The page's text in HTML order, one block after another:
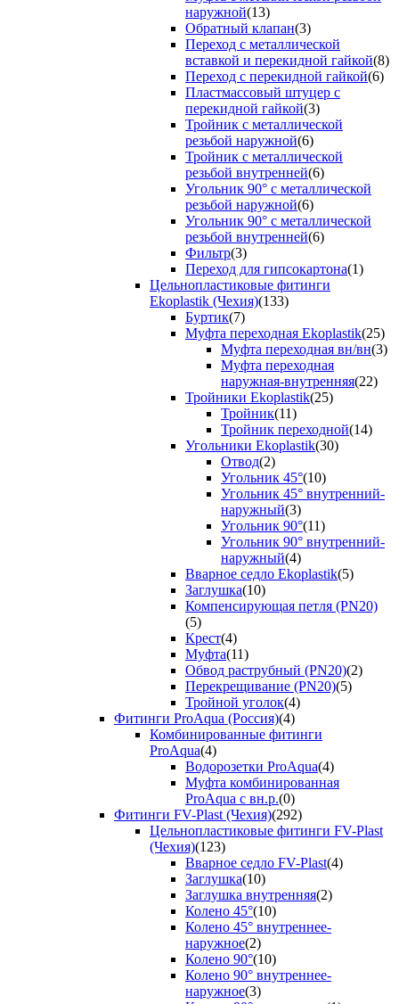
наружной(13)
Обратный клапан(3)
Переход с металлической
вставкой и перекидной гайкой(8)
Переход с перекидной гайкой(6)
Пластмассовый штуцер с
перекидной гайкой(3)
Тройник с металлической
резьбой наружной(6)
Тройник с металлической
резьбой внутренней(6)
Угольник 90° с металлической
резьбой наружной(6)
Угольник 90° с металлической
резьбой внутренней(6)
Фильтр(3)
Переход для гипсокартона(1)
Цельнопластиковые фитинги
Ekoplastik (Чехия)(133)
Буртик(7)
Муфта переходная Ekoplastik(25)
Муфта переходная вн/вн(3)
Муфта переходная
наружная-внутренняя(22)
Тройники Ekoplastik(25)
Тройник(11)
Тройник переходной(14)
Угольники Ekoplastik(30)
Отвод(2)
Угольник 45°(10)
Угольник 45° внутренний-
наружный(3)
Угольник 90°(11)
Угольник 90° внутренний-
наружный(4)
Вварное седло Ekoplastik(5)
Заглушка(10)
Компенсирующая петля (PN20)
(5)
Крест(4)
Муфта(11)
Обвод раструбный (PN20)(2)
Перекрещивание (PN20)(5)
Тройной уголок(4)
Фитинги ProAqua (Россия)(4)
Комбинированные фитинги
ProAqua(4)
Водорозетки ProAqua(4)
Муфта комбинированная
ProAqua с вн.р.(0)
Фитинги FV-Plast (Чехия)(292)
Цельнопластиковые фитинги FV-Plast
(Чехия)(123)
Вварное седло FV-Plast(4)
Заглушка(10)
Заглушка внутренняя(2)
Колено 45°(10)
Колено 45° внутреннее-
наружное(2)
Колено 90°(10)
Колено 90° внутреннее-
наружное(3)